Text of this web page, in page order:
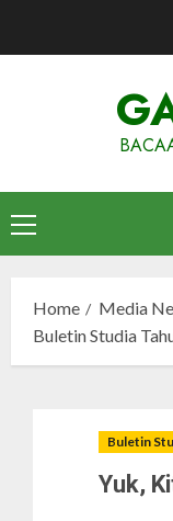
Primary
Menu
Home Media
Buletin Studia
Buletin
Yuk,